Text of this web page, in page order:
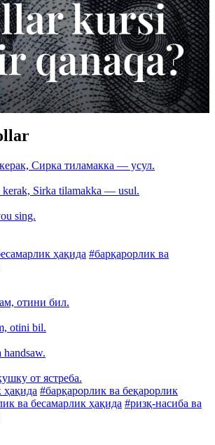
Сирка тиламакка — усул.
kerak, Sirka tilamakka — usul.
sing.
ҳақида #барқарорлик ва
отини бил.
otini bil.
от ястреба.
ҳақида #барқарорлик ва беқарорлик
ва бесамарлик ҳақида #ризқ-насиба ва